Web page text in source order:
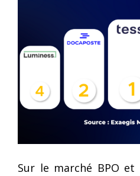
Sur le marché BPO et